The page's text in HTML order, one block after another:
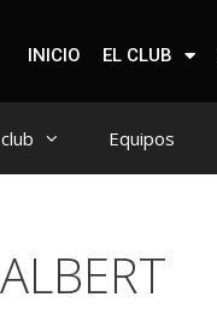
INICIO EL CLUB
Equipos